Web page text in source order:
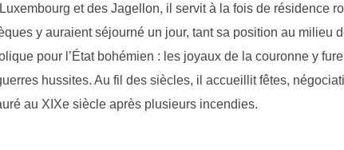
et des Jagellon, il servit à la fois de résidence
y auraient séjourné un jour, tant sa position au milieu
pour l’État bohémien : les joyaux de la couronne y
hussites. Au fil des siècles, il accueillit fêtes,
au XIXe siècle après plusieurs incendies.